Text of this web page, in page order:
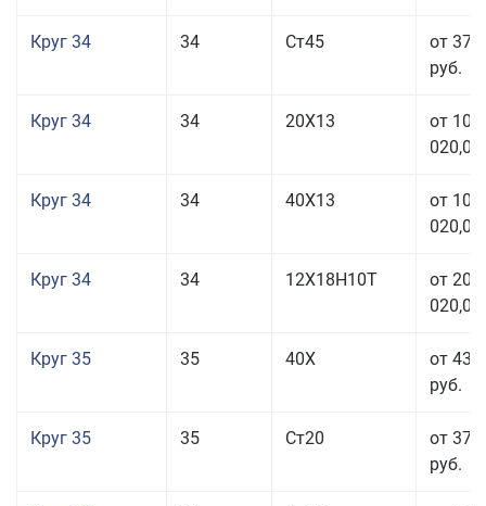
Круг 34 34 Ст45
от 37
руб.
Круг 34 34 20Х13
от 101
020,00
Круг 34 34 40Х13
от 101
020,00
Круг 34 34 12Х18Н10Т
от 208
020,00
Круг 35 35 40Х
от 43
руб.
Круг 35 35 Ст20
от 37
руб.